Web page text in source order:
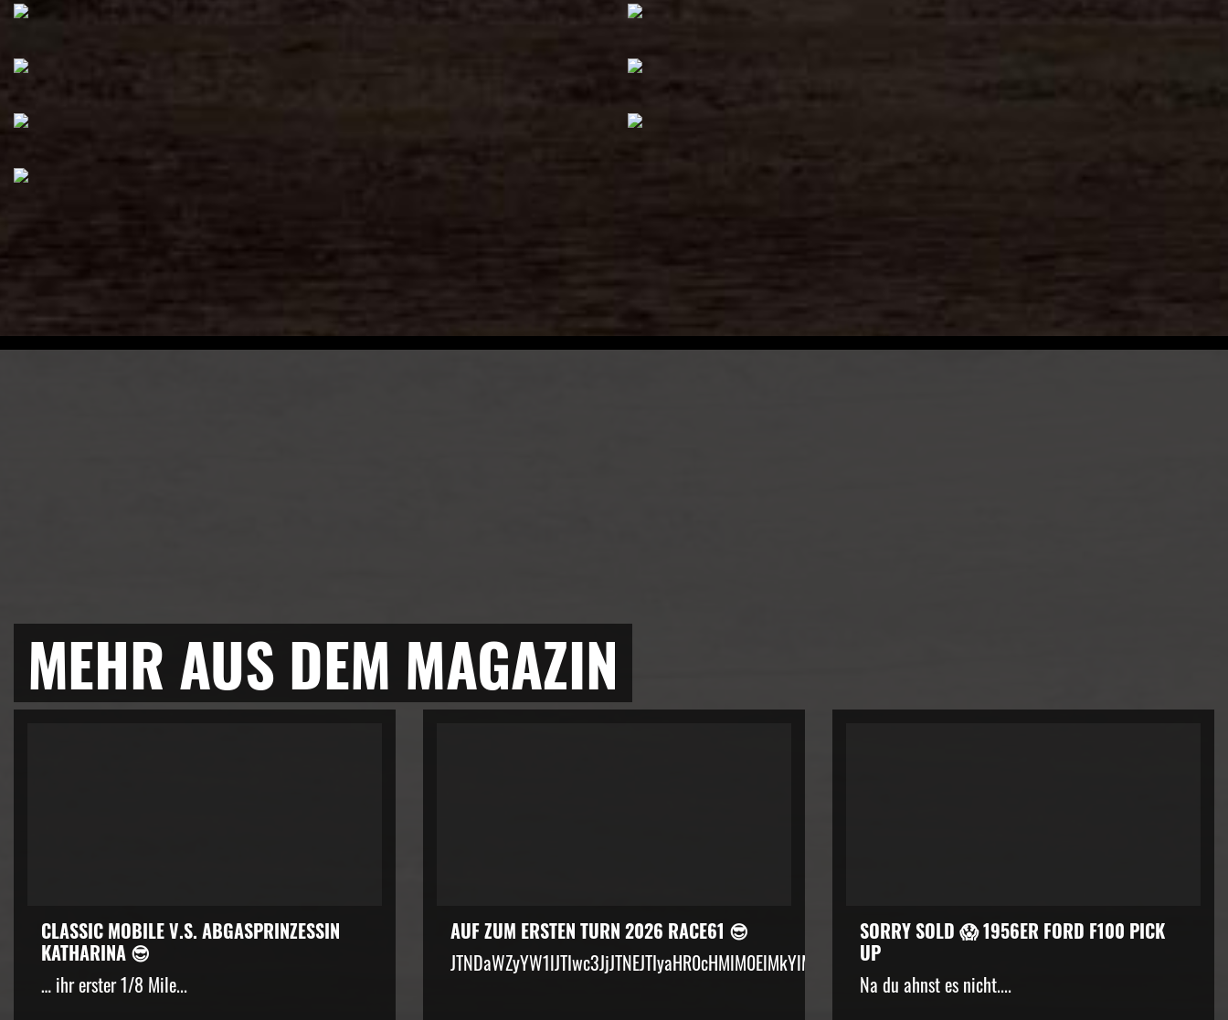
MEHR AUS DEM MAGAZIN
CLASSIC MOBILE V.S. ABGASPRINZESSIN
KATHARINA 😎
… ihr erster 1/8 Mile...
AUF ZUM ERSTEN TURN 2026 RACE61 😎
SORRY SOLD 😱 1956ER FORD F100 PICK
UP
Na du ahnst es nicht....